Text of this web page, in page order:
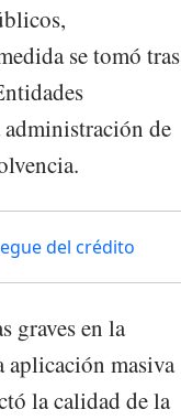
se tomó tras
de
del crédito
graves en la
aplicación masiva
la calidad de la